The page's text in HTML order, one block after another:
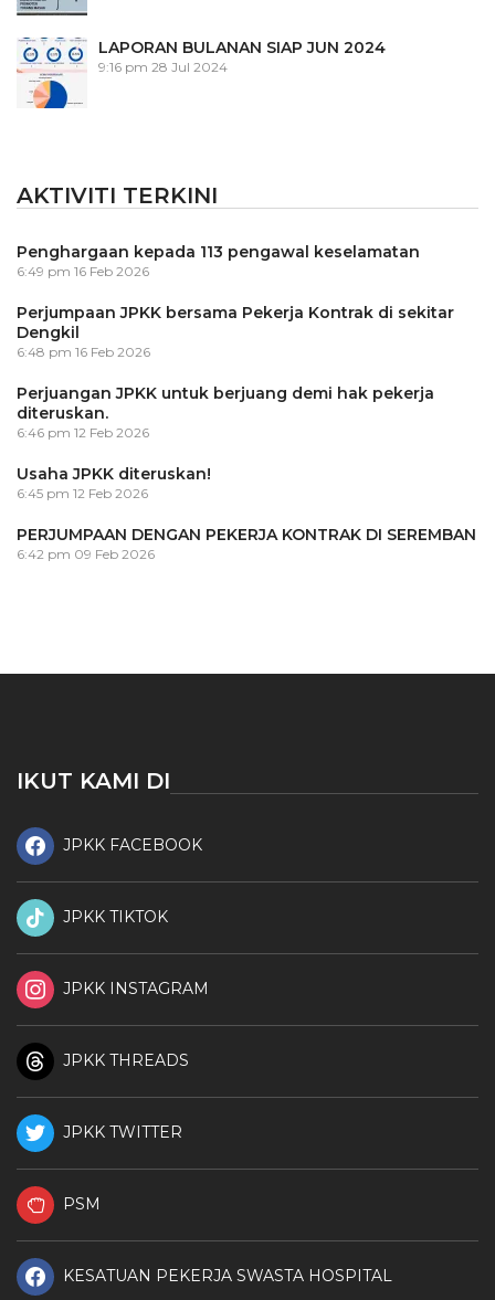
LAPORAN BULANAN SIAP JUN 2024
9:16 pm 28 Jul 2024
AKTIVITI TERKINI
Penghargaan kepada 113 pengawal keselamatan
6:49 pm 16 Feb 2026
Perjumpaan JPKK bersama Pekerja Kontrak di sekitar
Dengkil
6:48 pm 16 Feb 2026
Perjuangan JPKK untuk berjuang demi hak pekerja
diteruskan.
6:46 pm 12 Feb 2026
Usaha JPKK diteruskan!
6:45 pm 12 Feb 2026
PERJUMPAAN DENGAN PEKERJA KONTRAK DI SEREMBAN
6:42 pm 09 Feb 2026
IKUT KAMI DI
JPKK FACEBOOK
JPKK TIKTOK
JPKK INSTAGRAM
JPKK THREADS
JPKK TWITTER
PSM
KESATUAN PEKERJA SWASTA HOSPITAL